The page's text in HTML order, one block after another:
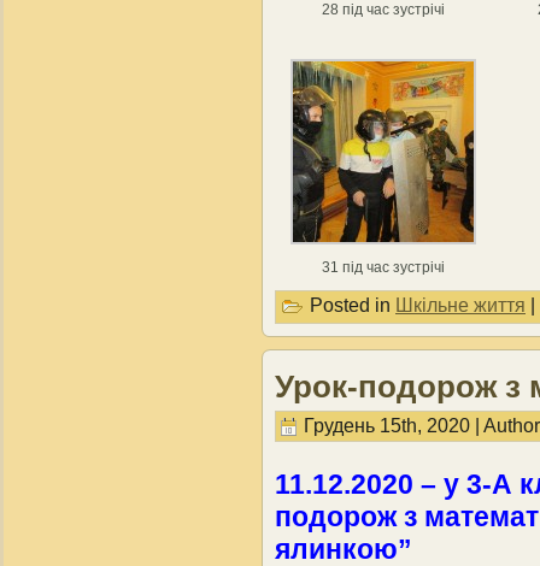
28 під час зустрічі
31 під час зустрічі
Posted in Шкільне життя
Урок-подорож з
Грудень 15th, 2020 |
11.12.2020 – у 3-А
подорож з
ялинкою”